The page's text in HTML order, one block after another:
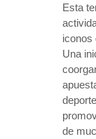
Esta
iconos
Una
de